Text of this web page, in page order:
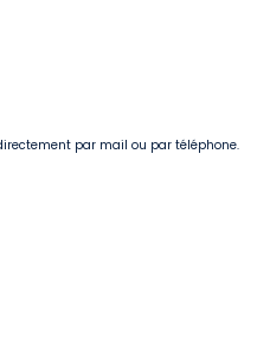
par mail ou par téléphone.